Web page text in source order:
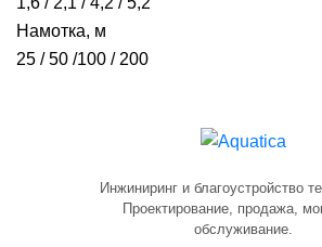
Намотка, м
25 / 50 /100 / 200
Инжиниринг и благоустройство
Проектирование, продажа,
обслуживание.